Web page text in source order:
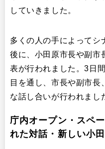
していきました。
多くの人の手によってシ
後に、小田原市長や副市
表が行われました。3日
目を通し、市長や副市長
な話し合いが行われまし
庁内オープン・スペ
れた対話・新しい小